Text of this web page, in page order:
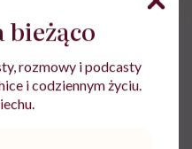
minut, wymieszaj i
25 minut, aż nabiorą
pieczenia
bieżąco
rozmowy i podcasty
i codziennym życiu.